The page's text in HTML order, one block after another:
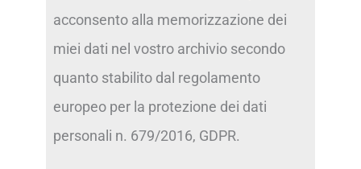
acconsento alla memorizzazione dei
miei dati nel vostro archivio secondo
quanto stabilito dal regolamento
europeo per la protezione dei dati
personali n. 679/2016, GDPR.